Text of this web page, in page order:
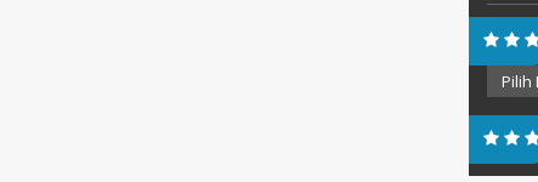
Arsip
Berita